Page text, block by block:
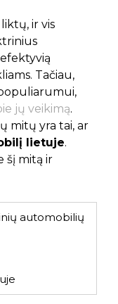
ir vis
Tačiau,
jų veikimą.
mitų yra tai, ar
lietuje.
šį mitą ir
automobilių